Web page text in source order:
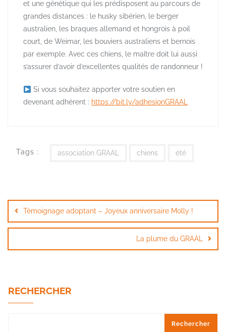
et une génétique qui les prédisposent au parcours de
grandes distances : le husky sibérien, le berger
australien, les braques allemand et hongrois à poil
court, de Weimar, les bouviers australiens et bernois
par exemple. Avec ces chiens, le maître doit lui aussi
s’assurer d’avoir d’excellentes qualités de randonneur !
Si vous souhaitez apporter votre soutien en
devenant adhérent : https://bit.ly/adhesionGRAAL
Tags : association GRAAL chiens été
de
l’article
Témoignage adoptant – Joyeux anniversaire Molly !
La plume du GRAAL
RECHERCHER
Rechercher